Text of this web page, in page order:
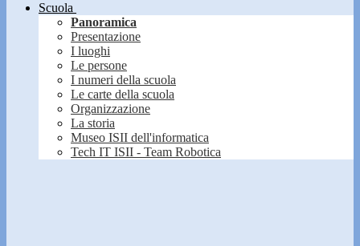
Scuola
Panoramica
Presentazione
I luoghi
Le persone
I numeri della scuola
Le carte della scuola
Organizzazione
La storia
Museo ISII dell'informatica
Tech IT ISII - Team Robotica